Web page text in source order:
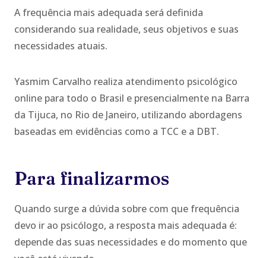
A frequência mais adequada será definida
considerando sua realidade, seus objetivos e suas
necessidades atuais.
Yasmim Carvalho realiza atendimento psicológico
online para todo o Brasil e presencialmente na Barra
da Tijuca, no Rio de Janeiro, utilizando abordagens
baseadas em evidências como a TCC e a DBT.
Para finalizarmos
Quando surge a dúvida sobre com que frequência
devo ir ao psicólogo, a resposta mais adequada é:
depende das suas necessidades e do momento que